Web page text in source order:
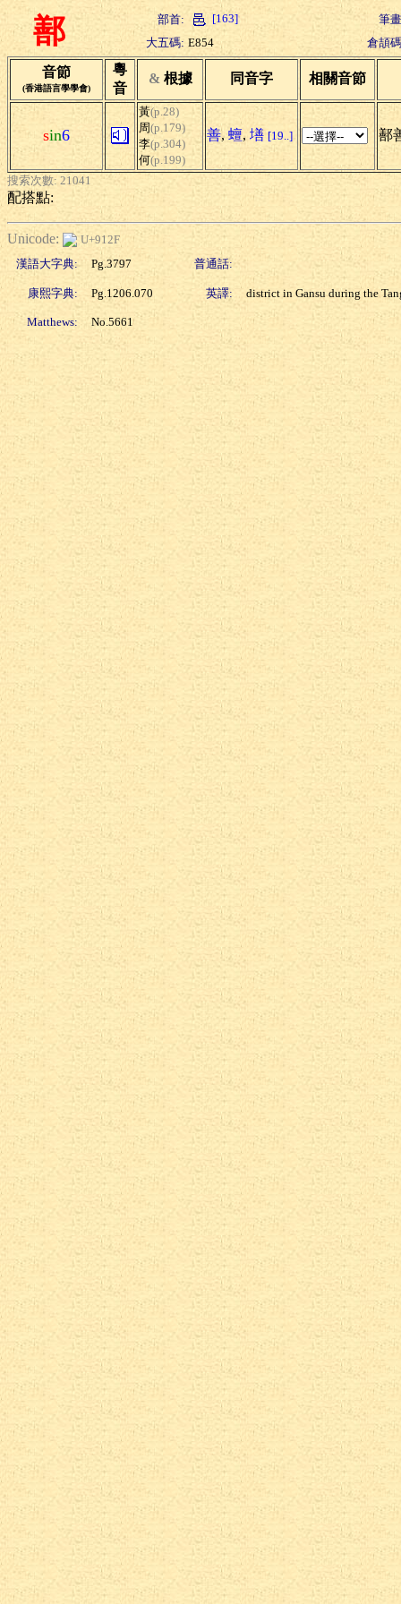
鄯 部首: [163]
筆
大五碼: E854 倉頡
音節
(香港語言學學會)
粵
音
& 根據 同音字 相關音節
sin6
黃(p.28)
周(p.179)
李(p.304)
何(p.199)
善, 蟺, 墡 [19..] 鄯
搜索次數: 21041
配搭點:
Unicode:
U+912F
漢語大字典:
Pg.3797 普通話:
康熙字典: Pg.1206.070 英譯: district in Gansu during the
Matthews: No.5661